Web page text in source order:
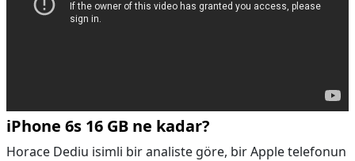
iPhone 6s 16 GB ne kadar?
Horace Dediu isimli bir analiste göre, bir Apple telefonun